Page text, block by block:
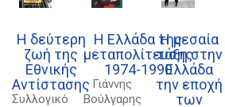
Η δεύτερη
ζωή της
Εθνικής
Αντίστασης
Συλλογικό
Η Ελλάδα της
μεταπολίτευσης
1974-1990
Γιάννης
Βούλγαρης
Η μεσαία
τάξη στην
Ελλάδα
την εποχή
των